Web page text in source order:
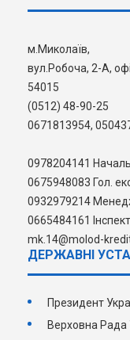
м.Миколаїв,
вул.Робоча, 2-А,
54015
(0512) 48-90-25
0671813954,
0978204141
0675948083 Гол.
0932979214
0665484161
mk.14@molod-
ДЕРЖАВНI
Президент
Верховна Рада